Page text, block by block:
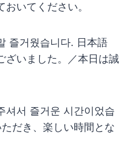
いてください。
즐거웠습니다. 日本語
ざいました。／本日は誠
셔서 즐거운 시간이었습
だき、楽しい時間とな